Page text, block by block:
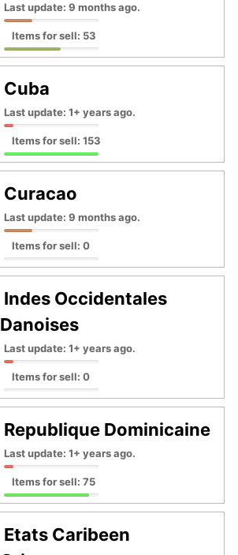
Last update: 9 months ago.
Items for sell: 53
Cuba
Last update: 1+ years ago.
Items for sell: 153
Curacao
Last update: 9 months ago.
Items for sell: 0
Indes Occidentales
Danoises
Last update: 1+ years ago.
Items for sell: 0
Republique Dominicaine
Last update: 1+ years ago.
Items for sell: 75
Etats Caribeen